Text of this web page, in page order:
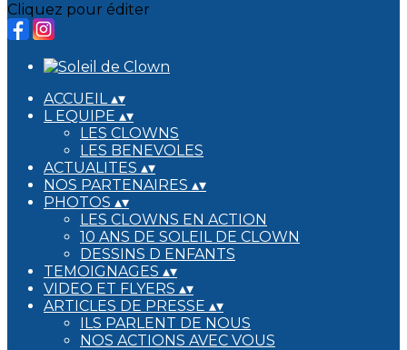
Cliquez pour éditer
ACCUEIL▴▾
L EQUIPE ▴▾
LES CLOWNS
LES BENEVOLES
ACTUALITES ▴▾
NOS PARTENAIRES ▴▾
PHOTOS ▴▾
LES CLOWNS EN ACTION
10 ANS DE SOLEIL DE CLOWN
DESSINS D ENFANTS
TEMOIGNAGES ▴▾
VIDEO ET FLYERS ▴▾
ARTICLES DE PRESSE ▴▾
ILS PARLENT DE NOUS
NOS ACTIONS AVEC VOUS